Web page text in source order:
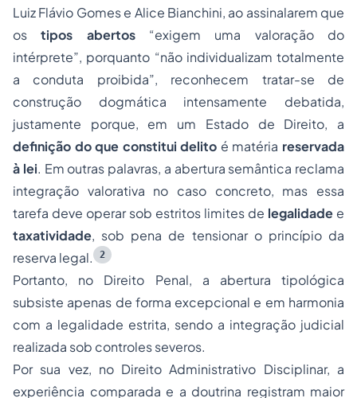
Luiz Flávio Gomes e Alice Bianchini, ao assinalarem que
ostipos abertos“exigem uma valoração do
intérprete”, porquanto “não individualizam totalmente
a conduta proibida”, reconhecem tratar-se de
construção dogmática intensamente debatida,
justamente porque, em um Estado de Direito, a
definição do que constitui delito é matéria reservada
à lei. Em outras palavras, a abertura semântica reclama
integração valorativa no caso concreto, mas essa
tarefa deve operar sob estritos limites de legalidade e
taxatividade, sob pena de tensionar o princípio da
reserva legal.
2
Portanto, no Direito Penal, a abertura tipológica
subsiste apenas de forma excepcional e em harmonia
com a legalidade estrita, sendo a integração judicial
realizada sob controles severos.
Por sua vez, no Direito Administrativo Disciplinar, a
experiência comparada e a doutrina registram maior